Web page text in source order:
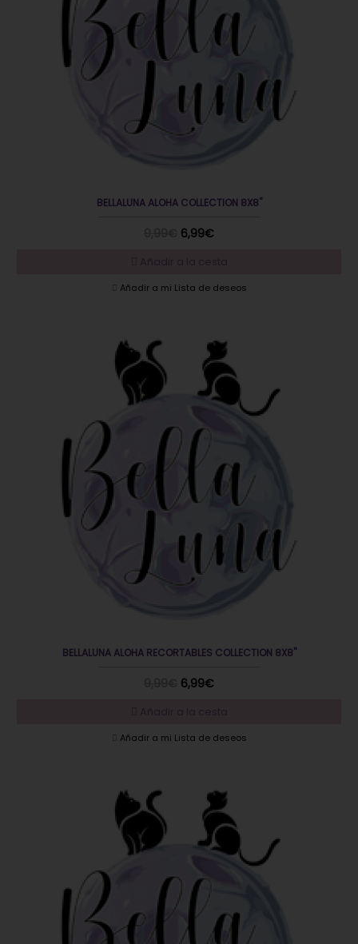
BELLALUNA ALOHA COLLECTION 8X8"
6,99€
Añadir a mi Lista de deseos
BELLALUNA ALOHA RECORTABLES COLLECTION 8X8"
6,99€
Añadir a mi Lista de deseos